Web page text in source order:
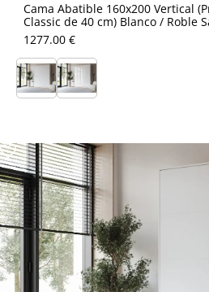
Cama Abatible 160x200 Vertical
Classic de 40 cm) Blanco / Roble
1277.00 €